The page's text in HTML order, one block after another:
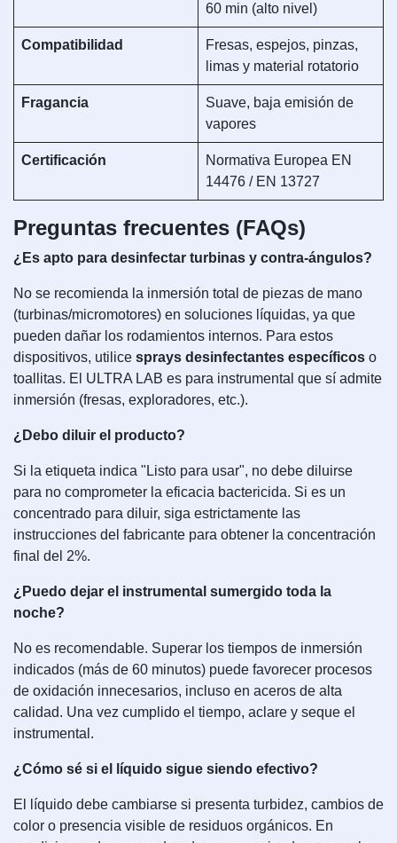
60 min (alto nivel)
Compatibilidad
Fresas, espejos, pinzas,
limas y material rotatorio
Fragancia
Suave, baja emisión de
vapores
Certificación
Normativa Europea EN
14476 / EN 13727
Preguntas frecuentes (FAQs)
¿Es apto para desinfectar turbinas y contra-ángulos?
No se recomienda la inmersión total de piezas de mano
(turbinas/micromotores) en soluciones líquidas, ya que
pueden dañar los rodamientos internos. Para estos
dispositivos, utilice sprays desinfectantes específicos o
toallitas. El ULTRA LAB es para instrumental que sí admite
inmersión (fresas, exploradores, etc.).
¿Debo diluir el producto?
Si la etiqueta indica "Listo para usar", no debe diluirse
para no comprometer la eficacia bactericida. Si es un
concentrado para diluir, siga estrictamente las
instrucciones del fabricante para obtener la concentración
final del 2%.
¿Puedo dejar el instrumental sumergido toda la
noche?
No es recomendable. Superar los tiempos de inmersión
indicados (más de 60 minutos) puede favorecer procesos
de oxidación innecesarios, incluso en aceros de alta
calidad. Una vez cumplido el tiempo, aclare y seque el
instrumental.
¿Cómo sé si el líquido sigue siendo efectivo?
El líquido debe cambiarse si presenta turbidez, cambios de
color o presencia visible de residuos orgánicos. En